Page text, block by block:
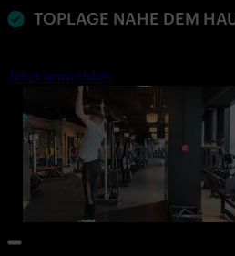
TOPLAGE NAHE DEM
Jetzt anmelden